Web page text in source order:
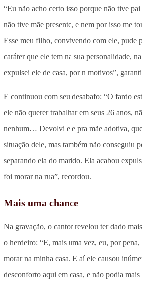
“Eu não acho certo isso porque não tive pai
não tive mãe presente, e nem por isso me
Esse meu filho, convivendo com ele, pude
caráter que ele tem na sua personalidade,
expulsei ele de casa, por n motivos”,
E continuou com seu desabafo: “O fardo
ele não querer trabalhar em seus 26 anos,
nenhum… Devolvi ele pra mãe adotiva,
situação dele, mas também não conseguiu
separando ela do marido. Ela acabou
foi morar na rua”, recordou.
Mais uma chance
Na gravação, o cantor revelou ter dado
o herdeiro: “E, mais uma vez, eu, por
morar na minha casa. E aí ele causou
desconforto aqui em casa, e não podia